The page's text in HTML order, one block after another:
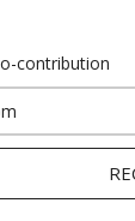
contribution